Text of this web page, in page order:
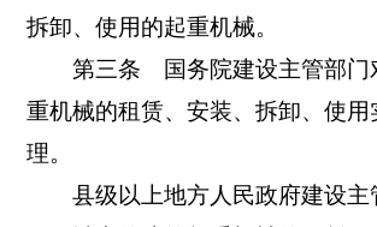
拆卸、使用的起重机械。
第三条 国务院建设主管部门
重机械的租赁、安装、拆卸、使用
理。
县级以上地方人民政府建设主